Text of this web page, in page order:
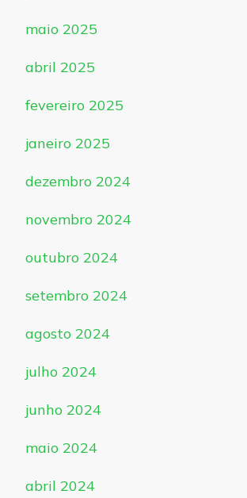
maio 2025
abril 2025
fevereiro 2025
janeiro 2025
dezembro 2024
novembro 2024
outubro 2024
setembro 2024
agosto 2024
julho 2024
junho 2024
maio 2024
abril 2024